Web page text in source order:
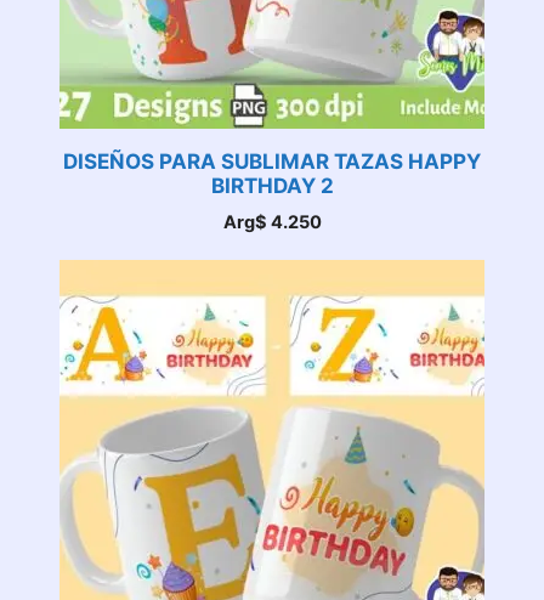
DISEÑOS PARA SUBLIMAR TAZAS HAPPY
BIRTHDAY 2
Arg$ 4.250